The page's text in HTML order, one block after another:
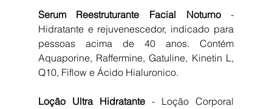
Serum Reestruturante Facial Noturno -
Hidratante e rejuvenescedor, indicado para
pessoas acima de 40 anos. Contém
Aquaporine, Raffermine, Gatuline, Kinetin L,
Q10, Fiflow e Ácido Hialuronico.
Loção Ultra Hidratante - Loção Corporal